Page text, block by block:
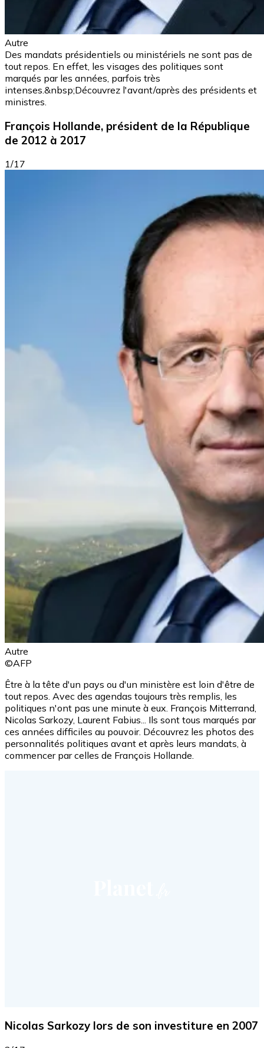
Autre
Des mandats présidentiels ou ministériels ne sont pas de
tout repos. En effet, les visages des politiques sont
marqués par les années, parfois très
intenses.&nbsp;Découvrez l'avant/après des présidents et
ministres.
François Hollande, président de la République
de 2012 à 2017
1/17
Autre
©AFP
Être à la tête d'un pays ou d'un ministère est loin d'être de
tout repos. Avec des agendas toujours très remplis, les
politiques n'ont pas une minute à eux. François Mitterrand,
Nicolas Sarkozy, Laurent Fabius... Ils sont tous marqués par
ces années difficiles au pouvoir. Découvrez les photos des
personnalités politiques avant et après leurs mandats, à
commencer par celles de François Hollande.
Nicolas Sarkozy lors de son investiture en 2007